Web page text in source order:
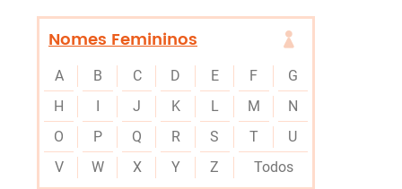
Nomes Femininos
A B C D E F
G
H
I J K L M
N
O
P Q R S T
U
V
W X Y Z Todos